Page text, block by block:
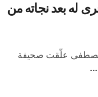
له بعد نجاته من